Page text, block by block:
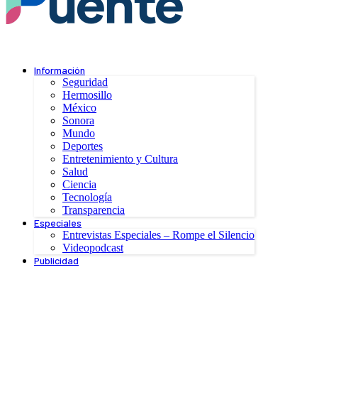
Información
Seguridad
Hermosillo
México
Sonora
Mundo
Deportes
Entretenimiento y Cultura
Salud
Ciencia
Tecnología
Transparencia
Especiales
Entrevistas Especiales – Rompe el Silencio
Videopodcast
Publicidad